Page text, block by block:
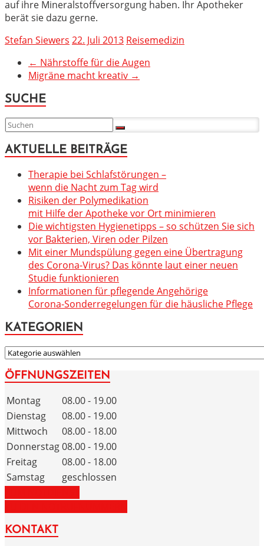
auf ihre Mineralstoffversorgung haben. Ihr Apotheker
berät sie dazu gerne.
Stefan Siewers 22. Juli 2013 Reisemedizin
← Nährstoffe für die Augen
Migräne macht kreativ →
SUCHE
AKTUELLE BEITRÄGE
Therapie bei Schlafstörungen –
wenn die Nacht zum Tag wird
Risiken der Polymedikation
mit Hilfe der Apotheke vor Ort minimieren
Die wichtigsten Hygienetipps – so schützen Sie sich
vor Bakterien, Viren oder Pilzen
Mit einer Mundspülung gegen eine Übertragung
des Corona-Virus? Das könnte laut einer neuen
Studie funktionieren
Informationen für pflegende Angehörige
Corona-Sonderregelungen für die häusliche Pflege
KATEGORIEN
KATEGORIEN
ÖFFNUNGSZEITEN
Montag
08.00 - 19.00
Dienstag
08.00 - 19.00
Mittwoch
08.00 - 18.00
Donnerstag08.00 - 19.00
Freitag
08.00 - 18.00
Samstag
geschlossen
KONTAKT